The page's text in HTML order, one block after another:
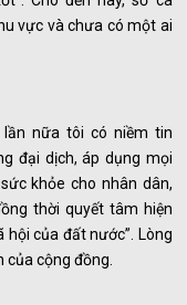
vực và chưa có một ai
lần nữa tôi có niềm tin
đại dịch, áp dụng mọi
khỏe cho nhân dân,
thời quyết tâm hiện
của đất nước”. Lòng
cộng đồng.